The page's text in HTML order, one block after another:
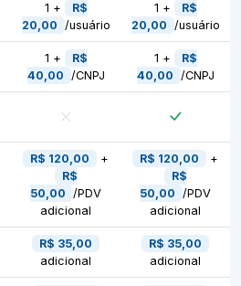
1 +
R$
20,00 /usuário
1 +
R$
20,00 /usuário
1 +
R$
40,00 /CNPJ
1 +
R$
40,00 /CNPJ
R$ 120,00
+
R$
50,00 /PDV
adicional
R$ 120,00
+
R$
50,00 /PDV
adicional
R$ 35,00
adicional
R$ 35,00
adicional